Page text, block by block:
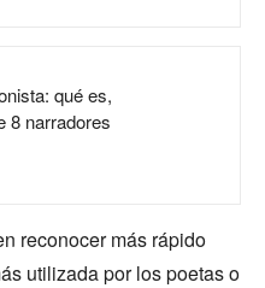
qué es,
8 narradores
reconocer más rápido
utilizada por los poetas o